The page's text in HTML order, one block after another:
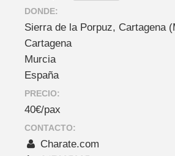
DONDE:
Sierra de la Porpuz, Cartagena
Cartagena
Murcia
España
PRECIO:
40€/pax
CONTACTO:
Charate.com